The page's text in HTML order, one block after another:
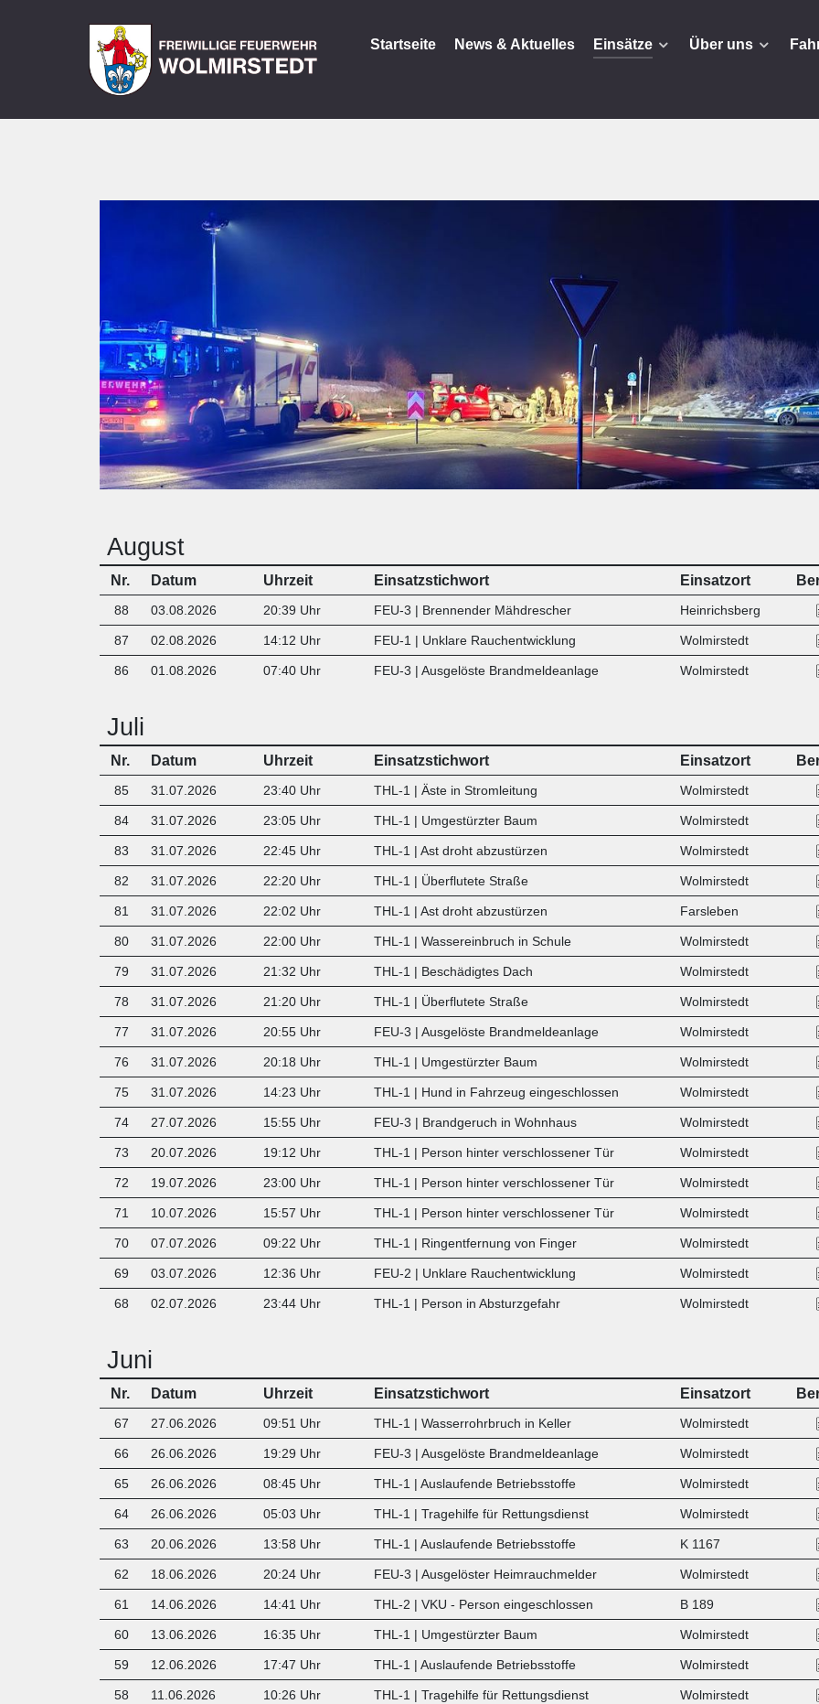
Startseite News & Aktuelles Einsätze Über uns
August
Nr. Datum Uhrzeit Einsatzstichwort Einsatzort
88 03.08.2026 20:39 Uhr FEU-3 | Brennender Mähdrescher Heinrichsberg
87 02.08.2026 14:12 Uhr FEU-1 | Unklare Rauchentwicklung Wolmirstedt
86 01.08.2026 07:40 Uhr FEU-3 | Ausgelöste Brandmeldeanlage Wolmirstedt
Juli
Nr. Datum Uhrzeit Einsatzstichwort Einsatzort
85 31.07.2026 23:40 Uhr THL-1 | Äste in Stromleitung Wolmirstedt
84 31.07.2026 23:05 Uhr THL-1 | Umgestürzter Baum Wolmirstedt
83 31.07.2026 22:45 Uhr THL-1 | Ast droht abzustürzen Wolmirstedt
82 31.07.2026 22:20 Uhr THL-1 | Überflutete Straße Wolmirstedt
81 31.07.2026 22:02 Uhr THL-1 | Ast droht abzustürzen Farsleben
80 31.07.2026 22:00 Uhr THL-1 | Wassereinbruch in Schule Wolmirstedt
79 31.07.2026 21:32 Uhr THL-1 | Beschädigtes Dach Wolmirstedt
78 31.07.2026 21:20 Uhr THL-1 | Überflutete Straße Wolmirstedt
77 31.07.2026 20:55 Uhr FEU-3 | Ausgelöste Brandmeldeanlage Wolmirstedt
76 31.07.2026 20:18 Uhr THL-1 | Umgestürzter Baum Wolmirstedt
75 31.07.2026 14:23 Uhr THL-1 | Hund in Fahrzeug eingeschlossen Wolmirstedt
74 27.07.2026 15:55 Uhr FEU-3 | Brandgeruch in Wohnhaus Wolmirstedt
73 20.07.2026 19:12 Uhr THL-1 | Person hinter verschlossener Tür Wolmirstedt
72 19.07.2026 23:00 Uhr THL-1 | Person hinter verschlossener Tür Wolmirstedt
71 10.07.2026 15:57 Uhr THL-1 | Person hinter verschlossener Tür Wolmirstedt
70 07.07.2026 09:22 Uhr THL-1 | Ringentfernung von Finger Wolmirstedt
69 03.07.2026 12:36 Uhr FEU-2 | Unklare Rauchentwicklung Wolmirstedt
68 02.07.2026 23:44 Uhr THL-1 | Person in Absturzgefahr Wolmirstedt
Juni
Nr. Datum Uhrzeit Einsatzstichwort Einsatzort
67 27.06.2026 09:51 Uhr THL-1 | Wasserrohrbruch in Keller Wolmirstedt
66 26.06.2026 19:29 Uhr FEU-3 | Ausgelöste Brandmeldeanlage Wolmirstedt
65 26.06.2026 08:45 Uhr THL-1 | Auslaufende Betriebsstoffe Wolmirstedt
64 26.06.2026 05:03 Uhr THL-1 | Tragehilfe für Rettungsdienst Wolmirstedt
63 20.06.2026 13:58 Uhr THL-1 | Auslaufende Betriebsstoffe K 1167
62 18.06.2026 20:24 Uhr FEU-3 | Ausgelöster Heimrauchmelder Wolmirstedt
61 14.06.2026 14:41 Uhr THL-2 | VKU - Person eingeschlossen B 189
60 13.06.2026 16:35 Uhr THL-1 | Umgestürzter Baum Wolmirstedt
59 12.06.2026 17:47 Uhr THL-1 | Auslaufende Betriebsstoffe Wolmirstedt
58 11.06.2026 10:26 Uhr THL-1 | Tragehilfe für Rettungsdienst Wolmirstedt